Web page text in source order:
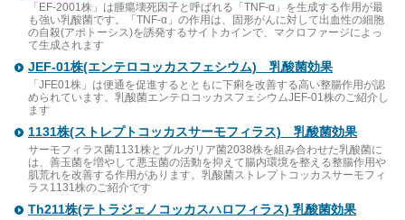
「EF-2001株」は腫瘍壊死因子と呼ばれる「TNF-α」を生成する作用が最
も強い乳酸菌です。「TNF-α」の作用は、固形がんに対して出血性の細胞
の自殺(アポトーシス)を誘発するサイトカインで、マクロファージによっ
て生成されます
JEF-01株(エンテロコッカスフェシウム) 乳酸菌効果
「JFE01株」は便通を促進するとともに下痢を改善する高い整腸作用が認
められています。乳酸菌エンテロコッカスフェシウムJEF-01株のご紹介し
ます
1131株(ストレプトコッカスサーモフィラス) 乳酸菌効果
サーモフィラス菌1131株とブルガリア菌2038株を組み合わせた乳酸菌に
は、善玉菌を増やして悪玉菌の活動を抑えて腸内環境を整える整腸作用や
肌荒れを改善する作用があります。乳酸菌ストレプトコッカスサーモフィ
ラス1131株のご紹介です
Th211株(テトラジェノコッカスハロフィラス) 乳酸菌効果